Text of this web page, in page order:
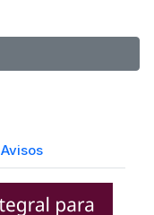
Avisos